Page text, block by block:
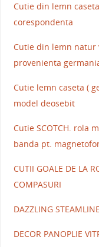
Cutie din lemn
corespondenta
Cutie din lemn natur
provenienta
Cutie lemn caseta (
model deosebit
Cutie SCOTCH. rola
banda pt.
CUTII GOALE DE LA
COMPASURI
DAZZLING
DECOR PANOPLIE